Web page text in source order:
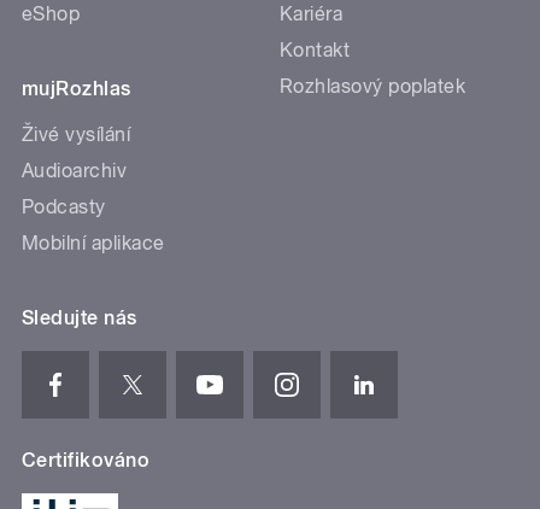
eShop
mujRozhlas
Živé vysílání
Audioarchiv
Podcasty
Mobilní aplikace
Kariéra
Kontakt
Rozhlasový poplatek
Sledujte nás
Certifikováno